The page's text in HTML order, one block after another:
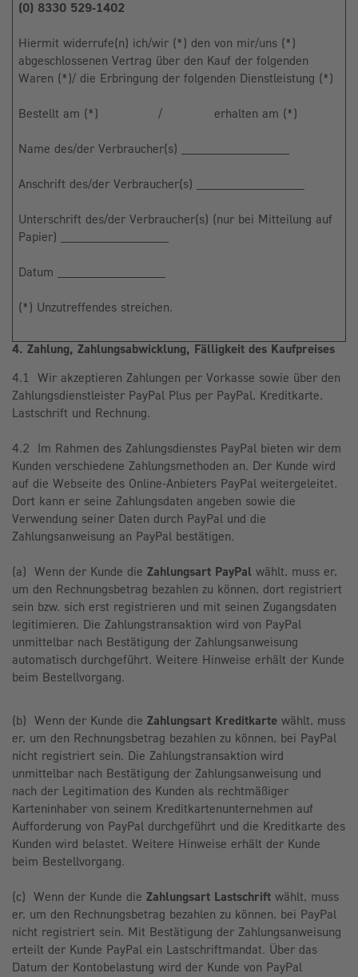
(0) 8330 529-1402
Hiermit widerrufe(n) ich/wir (*) den von mir/uns (*)
abgeschlossenen Vertrag über den Kauf der folgenden
Waren (*)/ die Erbringung der folgenden Dienstleistung (*)
Bestellt am (*) / erhalten am (*)
Name des/der Verbraucher(s) _______________
Anschrift des/der Verbraucher(s) _______________
Unterschrift des/der Verbraucher(s) (nur bei Mitteilung auf
Papier) _______________
Datum _______________
(*) Unzutreffendes streichen.
4. Zahlung, Zahlungsabwicklung, Fälligkeit des Kaufpreises
4.1 Wir akzeptieren Zahlungen per Vorkasse sowie über den
Zahlungsdienstleister PayPal Plus per PayPal, Kreditkarte,
Lastschrift und Rechnung.
4.2 Im Rahmen des Zahlungsdienstes PayPal bieten wir dem
Kunden verschiedene Zahlungsmethoden an. Der Kunde wird
auf die Webseite des Online-Anbieters PayPal weitergeleitet.
Dort kann er seine Zahlungsdaten angeben sowie die
Verwendung seiner Daten durch PayPal und die
Zahlungsanweisung an PayPal bestätigen.
(a) Wenn der Kunde die Zahlungsart PayPal wählt, muss er,
um den Rechnungsbetrag bezahlen zu können, dort registriert
sein bzw. sich erst registrieren und mit seinen Zugangsdaten
legitimieren. Die Zahlungstransaktion wird von PayPal
unmittelbar nach Bestätigung der Zahlungsanweisung
automatisch durchgeführt. Weitere Hinweise erhält der Kunde
beim Bestellvorgang.
(b) Wenn der Kunde die Zahlungsart Kreditkarte wählt, muss
er, um den Rechnungsbetrag bezahlen zu können, bei PayPal
nicht registriert sein. Die Zahlungstransaktion wird
unmittelbar nach Bestätigung der Zahlungsanweisung und
nach der Legitimation des Kunden als rechtmäßiger
Karteninhaber von seinem Kreditkartenunternehmen auf
Aufforderung von PayPal durchgeführt und die Kreditkarte des
Kunden wird belastet. Weitere Hinweise erhält der Kunde
beim Bestellvorgang.
(c) Wenn der Kunde die Zahlungsart Lastschrift wählt, muss
er, um den Rechnungsbetrag bezahlen zu können, bei PayPal
nicht registriert sein. Mit Bestätigung der Zahlungsanweisung
erteilt der Kunde PayPal ein Lastschriftmandat. Über das
Datum der Kontobelastung wird der Kunde von PayPal